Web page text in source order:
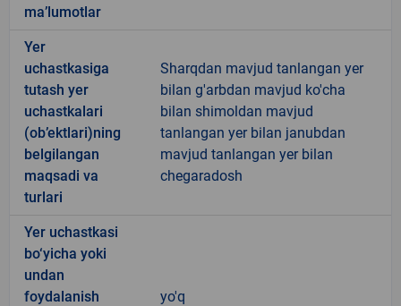
ma’lumotlar
Yer
uchastkasiga
tutash yer
uchastkalari
(ob’ektlari)ning
belgilangan
maqsadi va
turlari
Sharqdan mavjud tanlangan yer
bilan g'arbdan mavjud ko'cha
bilan shimoldan mavjud
tanlangan yer bilan janubdan
mavjud tanlangan yer bilan
chegaradosh
Yer uchastkasi
bo‘yicha yoki
undan
foydalanish
yo'q